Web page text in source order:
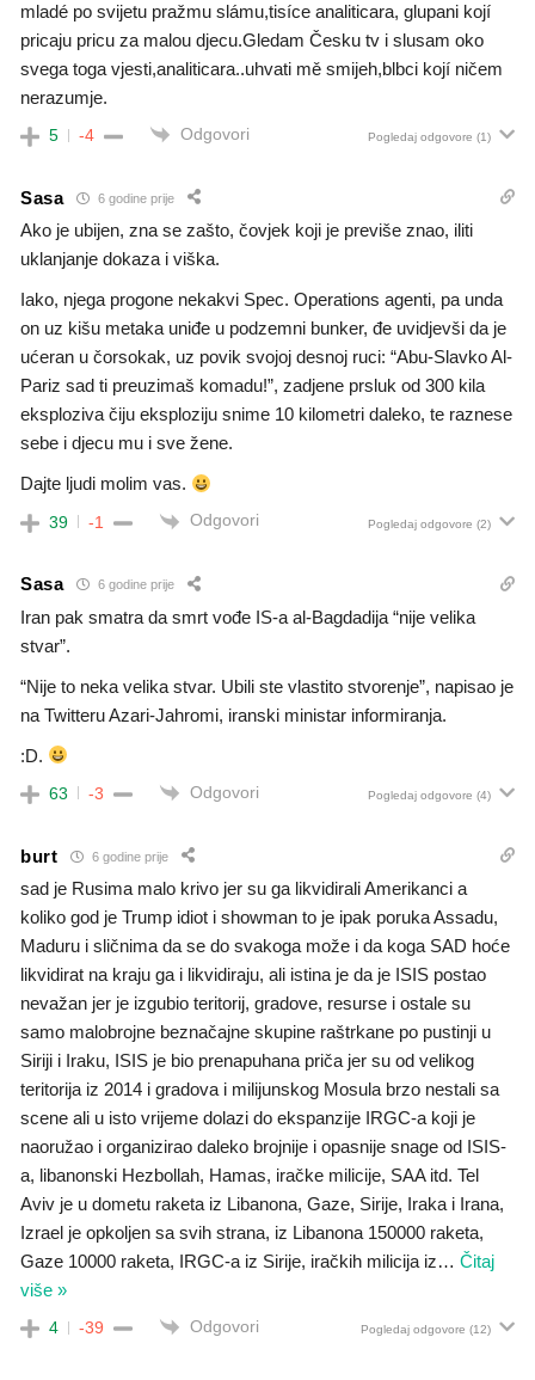
mladé po svijetu pražmu slámu,tisíce analiticara, glupani kojí
pricaju pricu za malou djecu.Gledam Česku tv i slusam oko
svega toga vjesti,analiticara..uhvati mě smijeh,blbci kojí ničem
nerazumje.
5 -4 Odgovori Pogledaj odgovore (1)
Sasa 6 godine prije
Ako je ubijen, zna se zašto, čovjek koji je previše znao, iliti
uklanjanje dokaza i viška.
Iako, njega progone nekakvi Spec. Operations agenti, pa unda
on uz kišu metaka uniđe u podzemni bunker, đe uvidjevši da je
ućeran u čorsokak, uz povik svojoj desnoj ruci: “Abu-Slavko Al-
Pariz sad ti preuzimaš komadu!”, zadjene prsluk od 300 kila
eksploziva čiju eksploziju snime 10 kilometri daleko, te raznese
sebe i djecu mu i sve žene.
Dajte ljudi molim vas.
39 -1 Odgovori Pogledaj odgovore (2)
Sasa 6 godine prije
Iran pak smatra da smrt vođe IS-a al-Bagdadija “nije velika
stvar”.
“Nije to neka velika stvar. Ubili ste vlastito stvorenje”, napisao je
na Twitteru Azari-Jahromi, iranski ministar informiranja.
:D.
63 -3 Odgovori Pogledaj odgovore (4)
burt 6 godine prije
sad je Rusima malo krivo jer su ga likvidirali Amerikanci a
koliko god je Trump idiot i showman to je ipak poruka Assadu,
Maduru i sličnima da se do svakoga može i da koga SAD hoće
likvidirat na kraju ga i likvidiraju, ali istina je da je ISIS postao
nevažan jer je izgubio teritorij, gradove, resurse i ostale su
samo malobrojne beznačajne skupine raštrkane po pustinji u
Siriji i Iraku, ISIS je bio prenapuhana priča jer su od velikog
teritorija iz 2014 i gradova i milijunskog Mosula brzo nestali sa
scene ali u isto vrijeme dolazi do ekspanzije IRGC-a koji je
naoružao i organizirao daleko brojnije i opasnije snage od ISIS-
a, libanonski Hezbollah, Hamas, iračke milicije, SAA itd. Tel
Aviv je u dometu raketa iz Libanona, Gaze, Sirije, Iraka i Irana,
Izrael je opkoljen sa svih strana, iz Libanona 150000 raketa,
Gaze 10000 raketa, IRGC-a iz Sirije, iračkih milicija iz… Čitaj
više »
4 -39 Odgovori Pogledaj odgovore (12)